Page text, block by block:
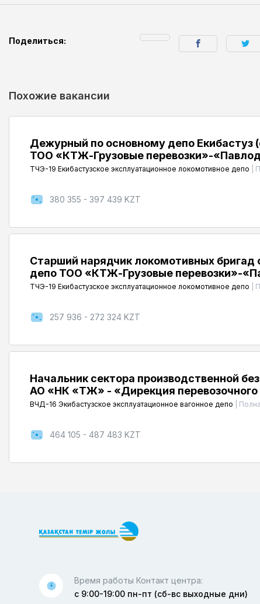
Поделиться:
Похожие вакансии
Дежурный по основному депо Екибастуз
ТОО «КТЖ-Грузовые перевозки»-
ТЧЭ-19 Екибастузское эксплуатационное локомотивное депо
380 355 - 397 439 KZT
Старший нарядчик локомотивных бригад
депо ТОО «КТЖ-Грузовые перевозки»-
ТЧЭ-19 Екибастузское эксплуатационное локомотивное депо
257 936 - 272 324 KZT
Начальник сектора производственной
АО «НК «ҚТЖ» - «Дирекция
ВЧД-16 Экибастузское эксплуатационное вагонное депо
464 105 - 487 483 KZT
Время работы Контакт центра:
с 9:00-19:00 пн-пт (сб-вс выходные дни)